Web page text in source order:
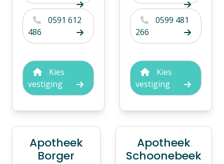
0591 612
486
Kies
vestiging
0599 481
266
Kies
vestiging
Apotheek
Borger
Apotheek
Schoonebeek